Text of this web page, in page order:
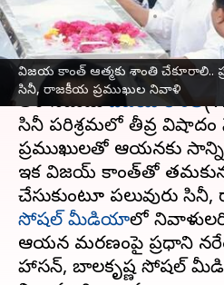
విజయ కాంత్ ఆత్మకు శాంతి
సినీ, రాజకీయ ప్రముఖుల నివాళి
Jayachandra Akuri Dec 28,
ఈ వార్తాకథనం ఏంటి
తమిళ నటుడువిజయ్ కాంత్
సినీ పరిశ్రమలో తీవ్ర
ప్రముఖులతో ఆయనకు
ఇక విజయ్ కాంత్‌తో తమకున్న
చేసుకుంటూ పలువురు
సోషల్ మీడియాలో
ఆయన మరణంపై ప్రధాని
హాసన్, బాలకృష్ణ సోషల్